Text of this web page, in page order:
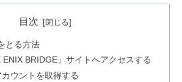
目次
とる方法
ENIX BRIDGE」サイトへアクセスする
ウントを取得する